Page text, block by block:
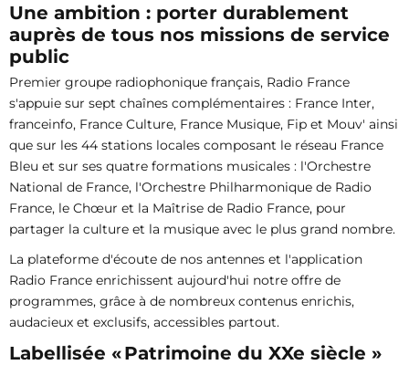
Une ambition : porter durablement
auprès de tous nos missions de service
public
Premier groupe radiophonique français, Radio France
s'appuie sur sept chaînes complémentaires : France Inter,
franceinfo, France Culture, France Musique, Fip et Mouv' ainsi
que sur les 44 stations locales composant le réseau France
Bleu et sur ses quatre formations musicales : l'Orchestre
National de France, l'Orchestre Philharmonique de Radio
France, le Chœur et la Maîtrise de Radio France, pour
partager la culture et la musique avec le plus grand nombre.
La plateforme d'écoute de nos antennes et l'application
Radio France enrichissent aujourd'hui notre offre de
programmes, grâce à de nombreux contenus enrichis,
audacieux et exclusifs, accessibles partout.
Labellisée « Patrimoine du XXe siècle »